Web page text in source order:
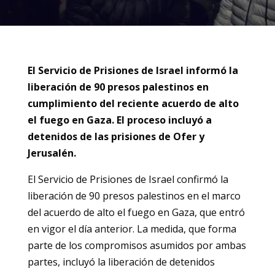
El Servicio de Prisiones de Israel informó la
liberación de 90 presos palestinos en
cumplimiento del reciente acuerdo de alto
el fuego en Gaza. El proceso incluyó a
detenidos de las prisiones de Ofer y
Jerusalén.
El Servicio de Prisiones de Israel confirmó la
liberación de 90 presos palestinos en el marco
del acuerdo de alto el fuego en Gaza, que entró
en vigor el día anterior. La medida, que forma
parte de los compromisos asumidos por ambas
partes, incluyó la liberación de detenidos